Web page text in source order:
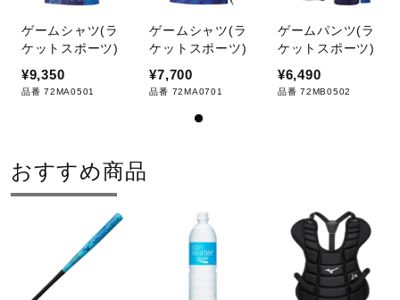
ゲームシャツ(ラ
ケットスポーツ)
¥9,350
品番 72MA0501
ゲームシャツ(ラ
ケットスポーツ)
¥7,700
品番 72MA0701
ゲームパンツ(ラ
ケットスポーツ)
¥6,490
品番 72MB0502
おすすめ商品